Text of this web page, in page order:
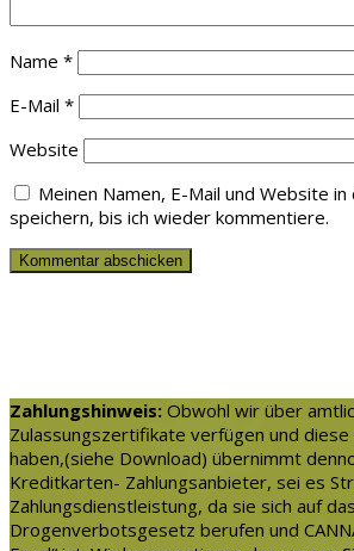
Name *
E-Mail *
Website
Meinen Namen, E-Mail und Website
speichern, bis ich wieder kommentiere.
Zahlungshinweis: Obwohl wir über
Zulassungszertifikate verfügen und
haben,(siehe Download) übernimmt
Kreditkarten- Zahlungsanbieter, sei es
Zahlungsdienstleistung, da sie sich auf das
Drogenverbotsgesetz berufen und